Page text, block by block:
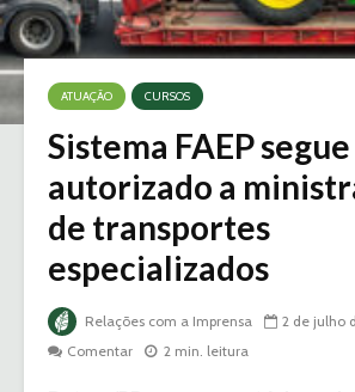
ATUAÇÃO CURSOS
Sistema FAEP segue
autorizado a
de transportes
especializados
Relações com a Imprensa
2 de julho
Comentar
2 min. leitura